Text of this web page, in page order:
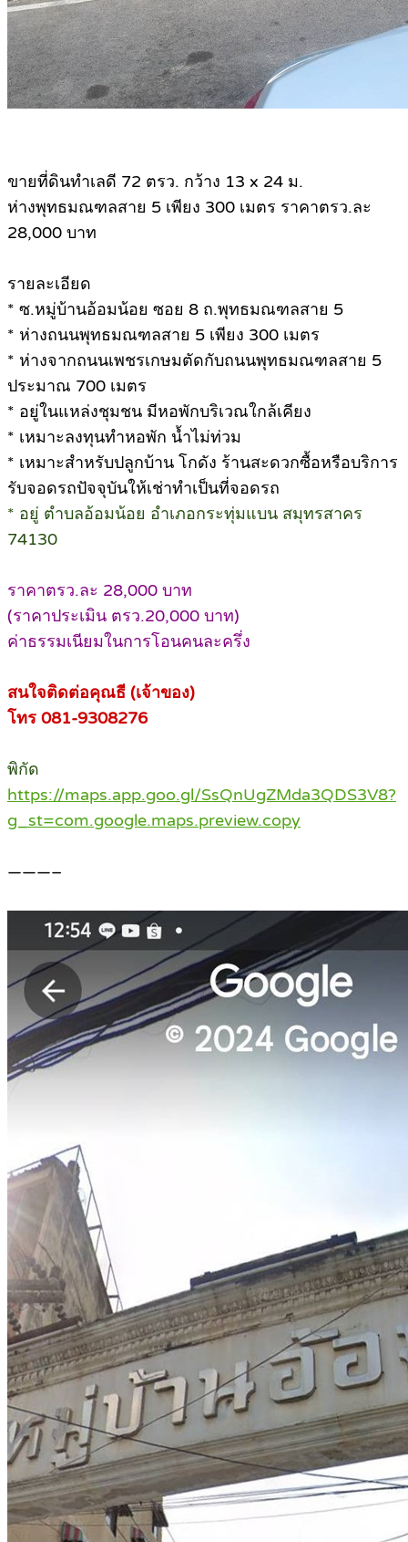
ขายที่ดินทำเลดี 72 ตรว. กว้าง 13 x 24 ม.
ห่างพุทธมณฑลสาย 5 เพียง 300 เมตร ราคาตรว.ละ
28,000 บาท
รายละเอียด
* ซ.หมู่บ้านอ้อมน้อย ซอย 8 ถ.พุทธมณฑลสาย 5
* ห่างถนนพุทธมณฑลสาย 5 เพียง 300 เมตร
* ห่างจากถนนเพชรเกษมตัดกับถนนพุทธมณฑลสาย 5
ประมาณ 700 เมตร
* อยู่ในแหล่งชุมชน มีหอพักบริเวณใกล้เคียง
* เหมาะลงทุนทำหอพัก น้ำไม่ท่วม
* เหมาะสำหรับปลูกบ้าน โกดัง ร้านสะดวกซื้อหรือบริการ
รับจอดรถปัจจุบันให้เช่าทำเป็นที่จอดรถ
* อยู่ ตำบลอ้อมน้อย อำเภอกระทุ่มแบน สมุทรสาคร
74130
ราคาตรว.ละ 28,000 บาท
(ราคาประเมิน ตรว.20,000 บาท)
ค่าธรรมเนียมในการโอนคนละครึ่ง
สนใจติดต่อคุณธี (เจ้าของ)
โทร 081-9308276
พิกัด
https://maps.app.goo.gl/SsQnUgZMda3QDS3V8?
g_st=com.google.maps.preview.copy
———–